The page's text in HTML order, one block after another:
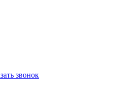
звонок